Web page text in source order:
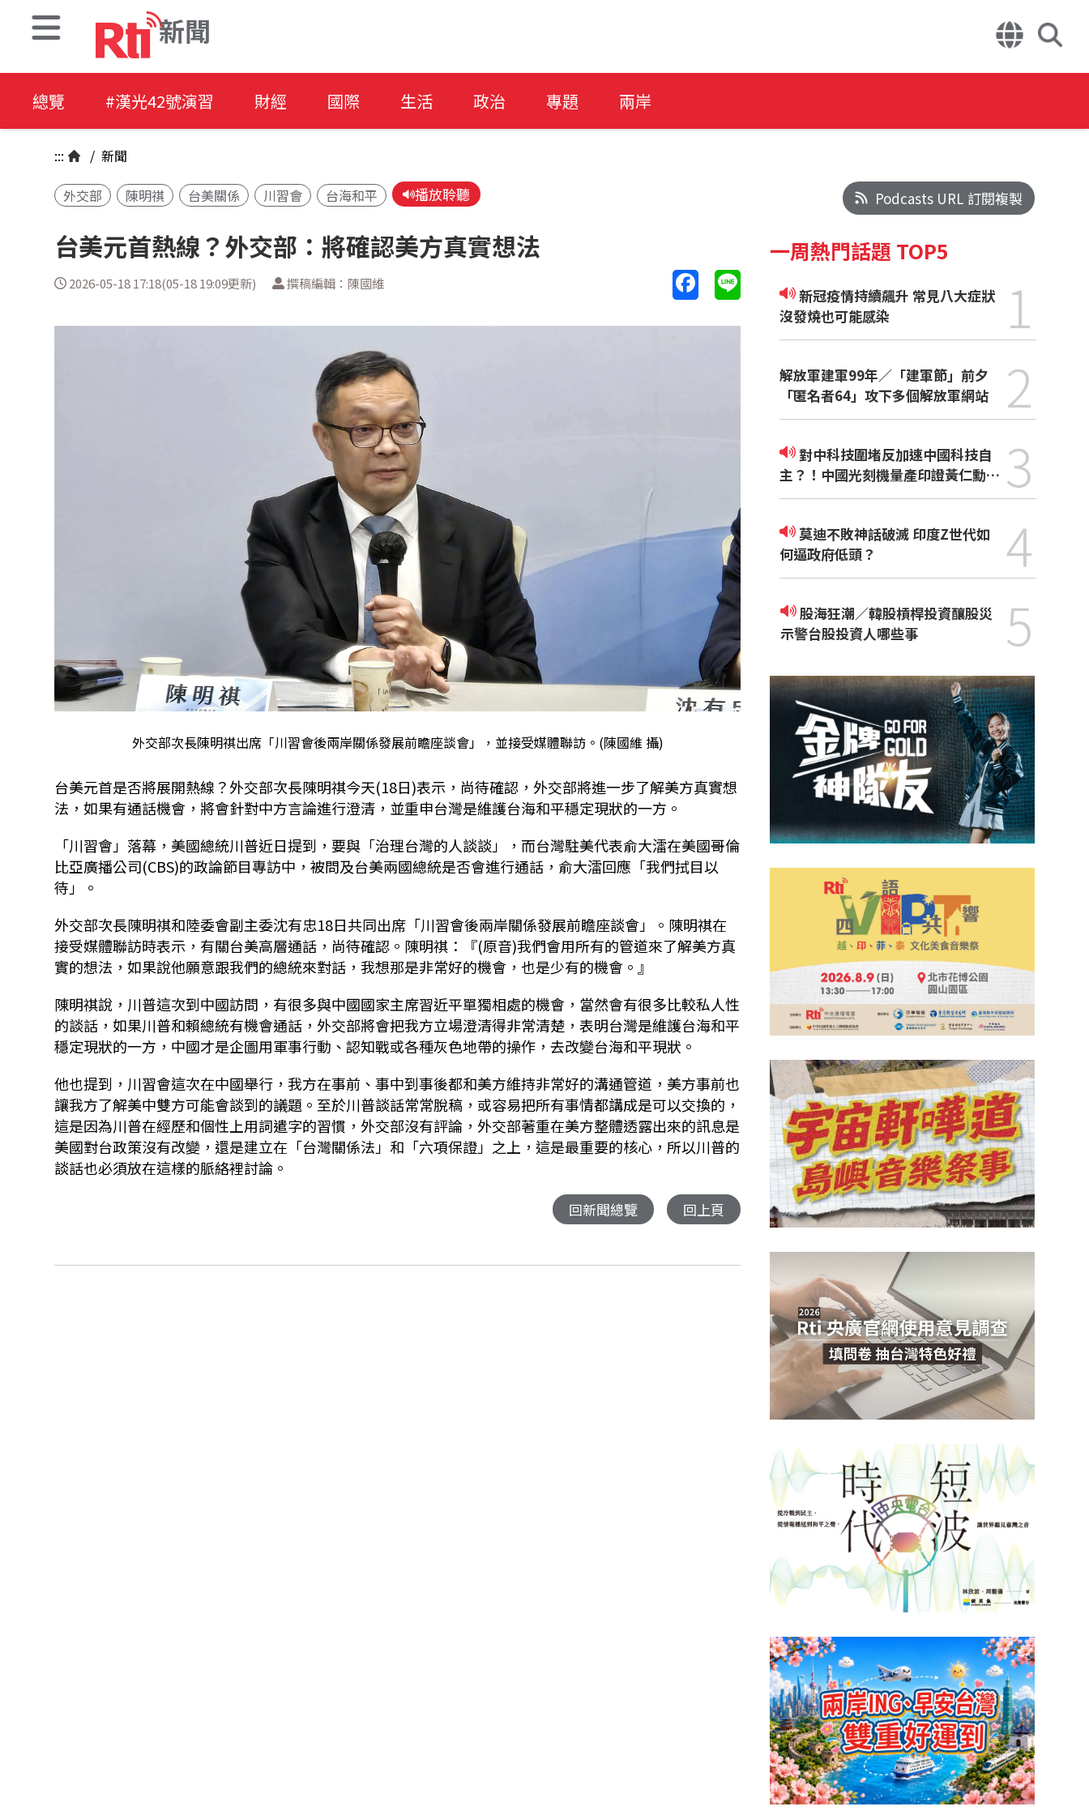
新聞
總覽 #漢光42號演習 財經 國際 生活 政治 專題 兩岸
::: / 新聞
外交部 陳明祺 台美關係 川習會 台海和平 播放聆聽
台美元首熱線？外交部：將確認美方真實想法
2026-05-18 17:18(05-18 19:09更新) 撰稿編輯：陳國維
外交部次長陳明祺出席「川習會後兩岸關係發展前瞻座談會」，並接受媒體聯訪。(陳國維 攝)
台美元首是否將展開熱線？外交部次長陳明祺今天(18日)表示，尚待確認，外交部將進一步了解美方真實想
法，如果有通話機會，將會針對中方言論進行澄清，並重申台灣是維護台海和平穩定現狀的一方。
「川習會」落幕，美國總統川普近日提到，要與「治理台灣的人談談」，而台灣駐美代表俞大㵢在美國哥倫
比亞廣播公司(CBS)的政論節目專訪中，被問及台美兩國總統是否會進行通話，俞大㵢回應「我們拭目以
待」。
外交部次長陳明祺和陸委會副主委沈有忠18日共同出席「川習會後兩岸關係發展前瞻座談會」。陳明祺在
接受媒體聯訪時表示，有關台美高層通話，尚待確認。陳明祺：『(原音)我們會用所有的管道來了解美方真
實的想法，如果說他願意跟我們的總統來對話，我想那是非常好的機會，也是少有的機會。』
陳明祺說，川普這次到中國訪問，有很多與中國國家主席習近平單獨相處的機會，當然會有很多比較私人性
的談話，如果川普和賴總統有機會通話，外交部將會把我方立場澄清得非常清楚，表明台灣是維護台海和平
穩定現狀的一方，中國才是企圖用軍事行動、認知戰或各種灰色地帶的操作，去改變台海和平現狀。
他也提到，川習會這次在中國舉行，我方在事前、事中到事後都和美方維持非常好的溝通管道，美方事前也
讓我方了解美中雙方可能會談到的議題。至於川普談話常常脫稿，或容易把所有事情都講成是可以交換的，
這是因為川普在經歷和個性上用詞遣字的習慣，外交部沒有評論，外交部著重在美方整體透露出來的訊息是
美國對台政策沒有改變，還是建立在「台灣關係法」和「六項保證」之上，這是最重要的核心，所以川普的
談話也必須放在這樣的脈絡裡討論。
回新聞總覽 回上頁
Podcasts URL 訂閱複製
一周熱門話題 TOP5
新冠疫情持續飆升 常見八大症狀
沒發燒也可能感染
1
解放軍建軍99年／「建軍節」前夕
「匿名者64」攻下多個解放軍網站
2
對中科技圍堵反加速中國科技自
主？！中國光刻機量產印證黃仁勳觀
點
3
莫迪不敗神話破滅 印度Z世代如
何逼政府低頭？
4
股海狂潮／韓股槓桿投資釀股災
示警台股投資人哪些事
5